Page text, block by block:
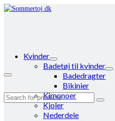
Search
Kvinder
Badetøj til kvinder
Badedragter
Bikinier
Kimonoer
Kjoler
Nederdele